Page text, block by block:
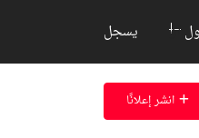
او يسجل
انشر إعلانًا